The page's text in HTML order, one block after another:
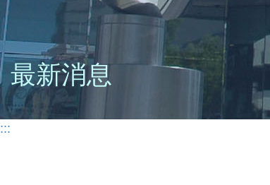
最新消息
:::